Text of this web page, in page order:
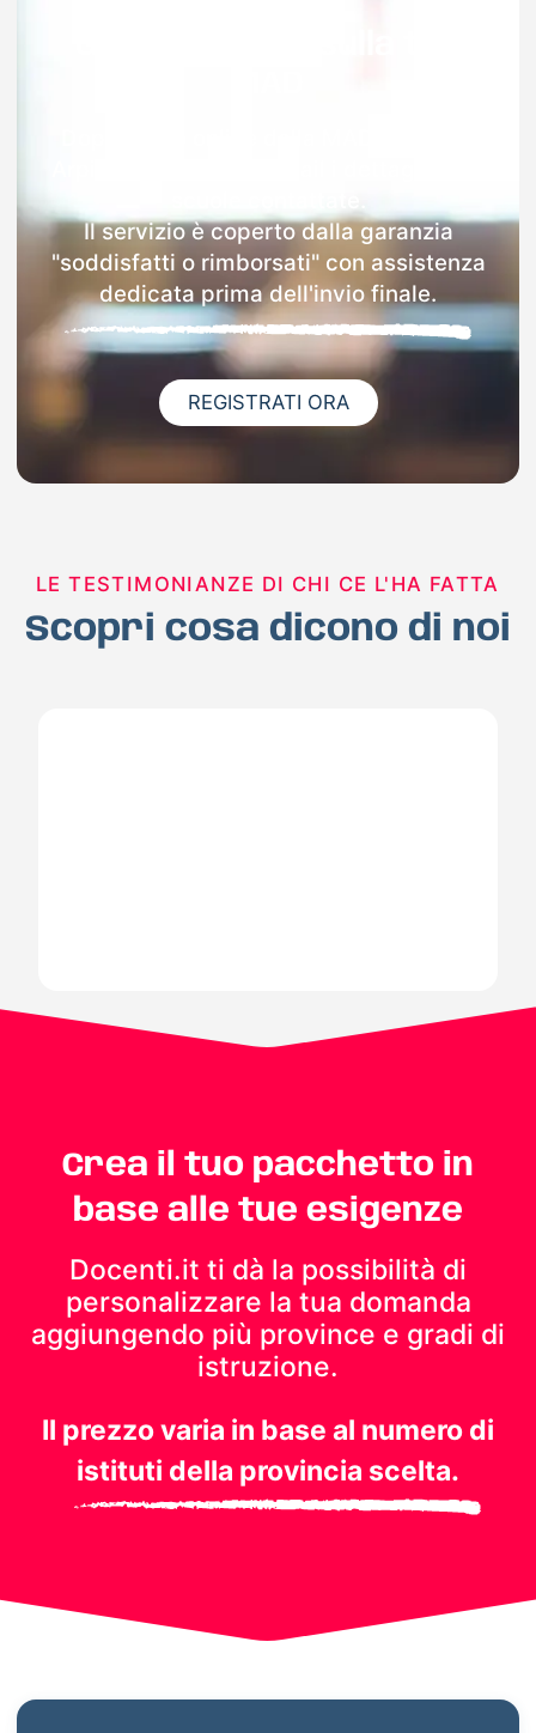
Il servizio è coperto dalla garanzia
"soddisfatti o rimborsati" con assistenza
dedicata prima dell'invio finale.
REGISTRATI ORA
LE TESTIMONIANZE DI CHI CE L'HA FATTA
Scopri cosa dicono di noi
Crea il tuo pacchetto in
base alle tue esigenze
Docenti.it ti dà la possibilità di
personalizzare la tua domanda
aggiungendo più province e gradi di
istruzione.
Il prezzo varia in base al numero di
istituti della provincia scelta.